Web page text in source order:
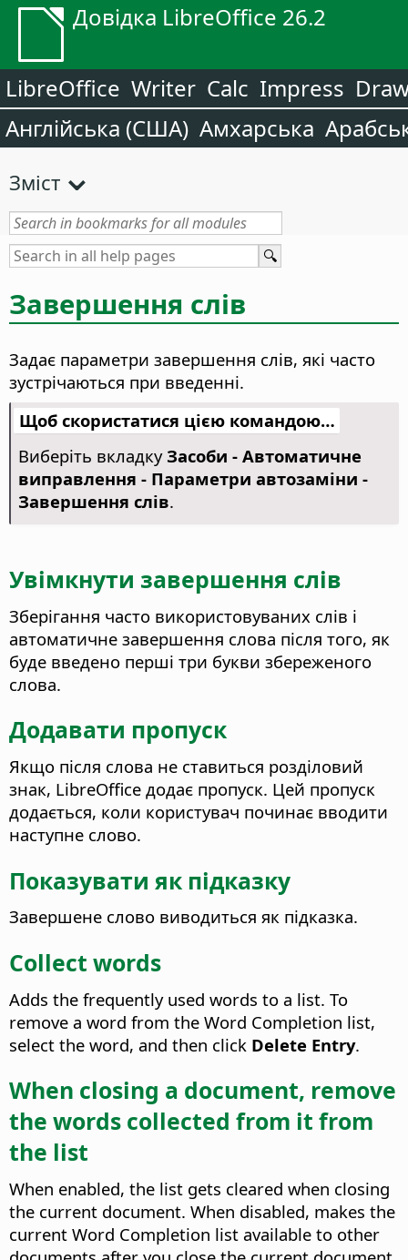
Довідка LibreOffice 26.2
LibreOffice Writer Calc Impress
Англійська (США) Амхарська
Зміст
Завершення слів
Задає параметри завершення слів, які часто
зустрічаються при введенні.
Щоб скористатися цією командою…
Виберіть вкладку Засоби - Автоматичне
виправлення - Параметри автозаміни -
Завершення слів.
Увімкнути завершення слів
Зберігання часто використовуваних слів і
автоматичне завершення слова після того, як
буде введено перші три букви збереженого
слова.
Додавати пропуск
Якщо після слова не ставиться розділовий
знак, LibreOffice додає пропуск. Цей пропуск
додається, коли користувач починає вводити
наступне слово.
Показувати як підказку
Завершене слово виводиться як підказка.
Collect words
Adds the frequently used words to a list. To
remove a word from the Word Completion list,
select the word, and then click Delete Entry.
When closing a document, remove
the words collected from it from
the list
When enabled, the list gets cleared when closing
the current document. When disabled, makes the
current Word Completion list available to other